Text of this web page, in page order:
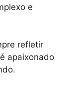
e
refletir
apaixonado